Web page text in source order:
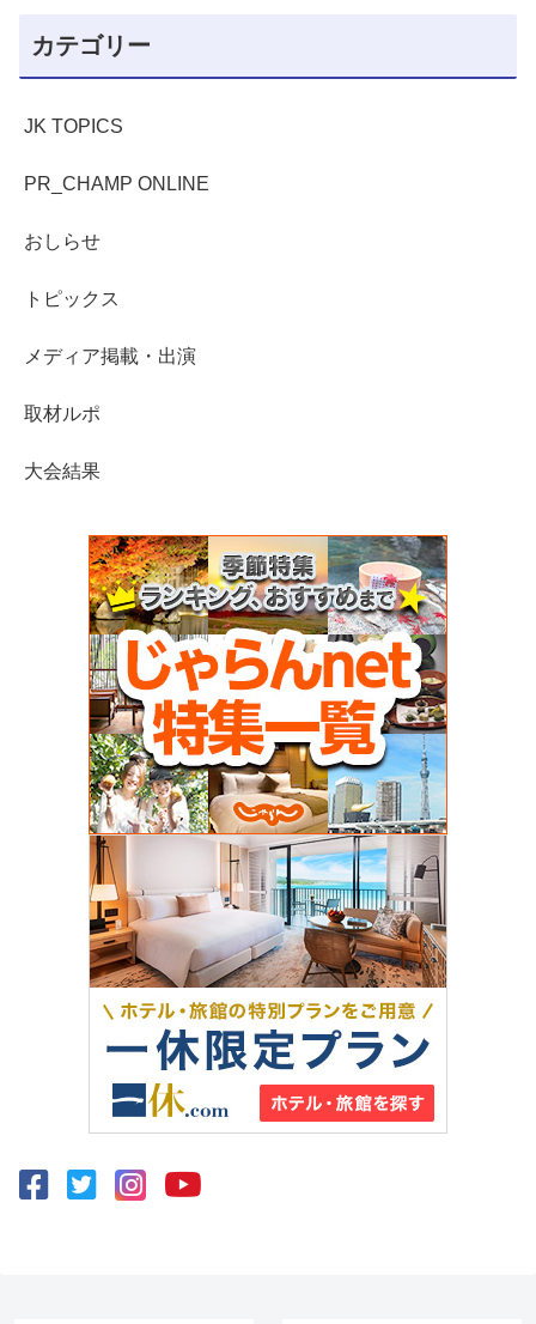
カテゴリー
JK TOPICS
PR_CHAMP ONLINE
おしらせ
トピックス
メディア掲載・出演
取材ルポ
大会結果